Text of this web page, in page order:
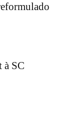
à SC